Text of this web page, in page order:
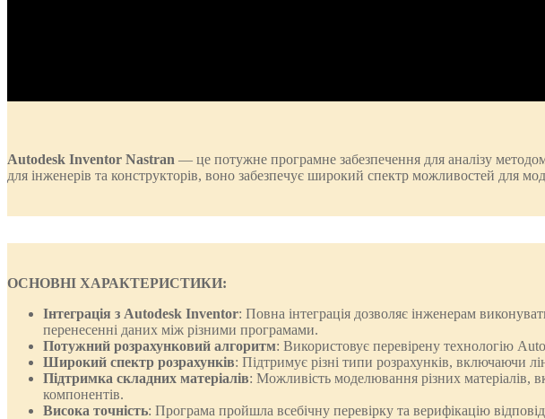
Autodesk Inventor Nastran — це потужне програмне забезпечення для аналізу
для інженерів та конструкторів, воно забезпечує широкий спектр можливостей для
ОСНОВНІ ХАРАКТЕРИСТИКИ:
Інтеграція з Autodesk Inventor: Повна інтеграція дозволяє інженерам
перенесенні даних між різними програмами.
Потужний розрахунковий алгоритм: Використовує перевірену технологію
Широкий спектр розрахунків: Підтримує різні типи розрахунків, включаючи
Підтримка складних матеріалів: Можливість моделювання різних матеріалів,
компонентів.
Висока точність: Програма пройшла всебічну перевірку та верифікацію